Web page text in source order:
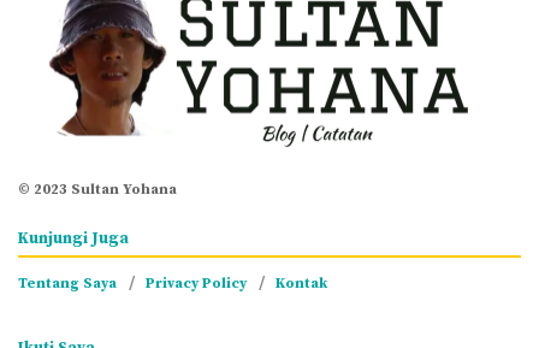
© 2023 Sultan Yohana
Kunjungi Juga
Tentang Saya Privacy Policy Kontak